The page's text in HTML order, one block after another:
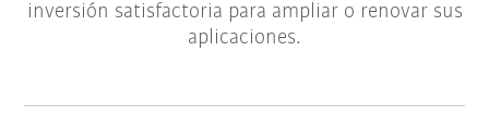
inversión satisfactoria para ampliar o renovar sus
aplicaciones.